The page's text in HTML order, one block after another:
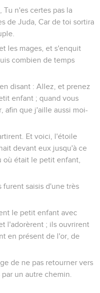
Tu n'es certes pas la
de Juda, Car de toi sortira
les mages, et s'enquit
combien de temps
disant : Allez, et prenez
enfant ; quand vous
afin que j'aille aussi moi-
Et voici, l'étoile
devant eux jusqu'à ce
où était le petit enfant,
furent saisis d'une très
le petit enfant avec
l'adorèrent ; ils ouvrirent
en présent de l'or, de
de ne pas retourner vers
un autre chemin.